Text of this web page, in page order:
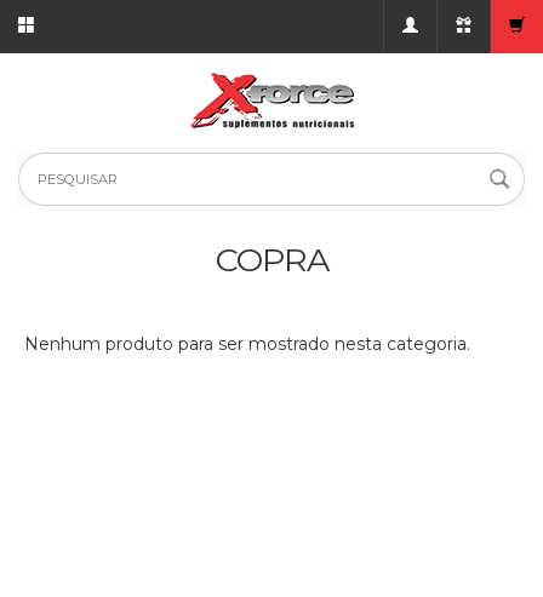
COPRA
Nenhum produto para ser mostrado nesta categoria.